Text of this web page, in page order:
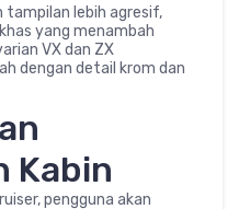
tampilan lebih agresif,
yang menambah
VX dan ZX
dengan detail krom dan
Kabin
pengguna akan